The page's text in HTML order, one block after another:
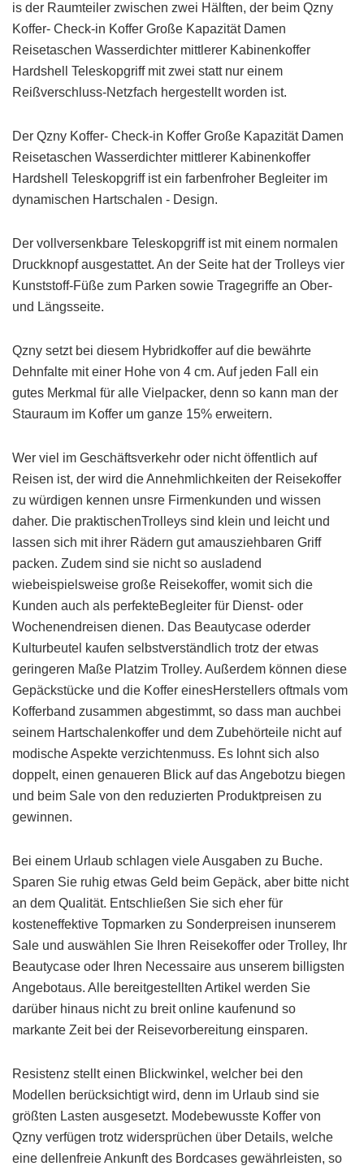
is der Raumteiler zwischen zwei Hälften, der beim Qzny
Koffer- Check-in Koffer Große Kapazität Damen
Reisetaschen Wasserdichter mittlerer Kabinenkoffer
Hardshell Teleskopgriff mit zwei statt nur einem
Reißverschluss-Netzfach hergestellt worden ist.
Der Qzny Koffer- Check-in Koffer Große Kapazität Damen
Reisetaschen Wasserdichter mittlerer Kabinenkoffer
Hardshell Teleskopgriff ist ein farbenfroher Begleiter im
dynamischen Hartschalen - Design.
Der vollversenkbare Teleskopgriff ist mit einem normalen
Druckknopf ausgestattet. An der Seite hat der Trolleys vier
Kunststoff-Füße zum Parken sowie Tragegriffe an Ober-
und Längsseite.
Qzny setzt bei diesem Hybridkoffer auf die bewährte
Dehnfalte mit einer Hohe von 4 cm. Auf jeden Fall ein
gutes Merkmal für alle Vielpacker, denn so kann man der
Stauraum im Koffer um ganze 15% erweitern.
Wer viel im Geschäftsverkehr oder nicht öffentlich auf
Reisen ist, der wird die Annehmlichkeiten der Reisekoffer
zu würdigen kennen unsre Firmenkunden und wissen
daher. Die praktischenTrolleys sind klein und leicht und
lassen sich mit ihrer Rädern gut amausziehbaren Griff
packen. Zudem sind sie nicht so ausladend
wiebeispielsweise große Reisekoffer, womit sich die
Kunden auch als perfekteBegleiter für Dienst- oder
Wochenendreisen dienen. Das Beautycase oderder
Kulturbeutel kaufen selbstverständlich trotz der etwas
geringeren Maße Platzim Trolley. Außerdem können diese
Gepäckstücke und die Koffer einesHerstellers oftmals vom
Kofferband zusammen abgestimmt, so dass man auchbei
seinem Hartschalenkoffer und dem Zubehörteile nicht auf
modische Aspekte verzichtenmuss. Es lohnt sich also
doppelt, einen genaueren Blick auf das Angebotzu biegen
und beim Sale von den reduzierten Produktpreisen zu
gewinnen.
Bei einem Urlaub schlagen viele Ausgaben zu Buche.
Sparen Sie ruhig etwas Geld beim Gepäck, aber bitte nicht
an dem Qualität. Entschließen Sie sich eher für
kosteneffektive Topmarken zu Sonderpreisen inunserem
Sale und auswählen Sie Ihren Reisekoffer oder Trolley, Ihr
Beautycase oder Ihren Necessaire aus unserem billigsten
Angebotaus. Alle bereitgestellten Artikel werden Sie
darüber hinaus nicht zu breit online kaufenund so
markante Zeit bei der Reisevorbereitung einsparen.
Resistenz stellt einen Blickwinkel, welcher bei den
Modellen berücksichtigt wird, denn im Urlaub sind sie
größten Lasten ausgesetzt. Modebewusste Koffer von
Qzny verfügen trotz widersprüchen über Details, welche
eine dellenfreie Ankunft des Bordcases gewährleisten, so